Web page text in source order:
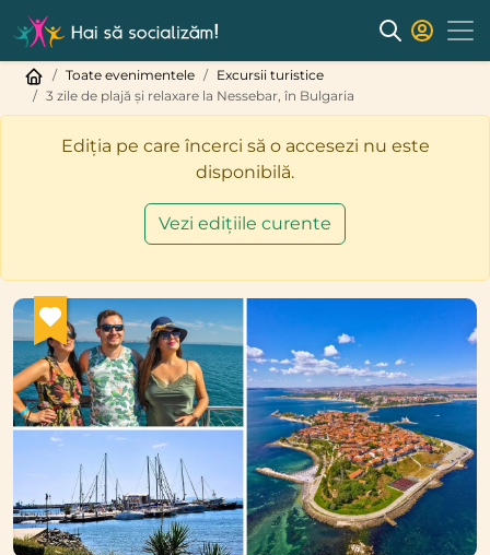
Toate evenimentele
Excursii turistice
3 zile de plajă și relaxare la Nessebar, în Bulgaria
Ediția pe care încerci să o accesezi nu este
disponibilă.
Vezi edițiile curente